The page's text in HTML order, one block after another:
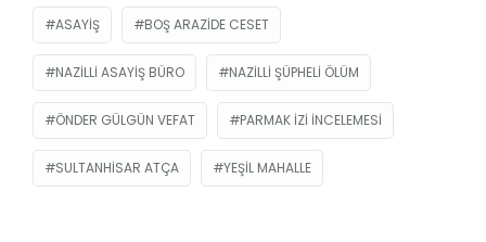
ASAYIŞ BOŞ ARAZIDE CESET
NAZILLI ASAYIŞ BÜRO NAZILLI ŞÜPHELI ÖLÜM
ÖNDER GÜLGÜN VEFAT PARMAK IZI INCELEMESI
SULTANHISAR ATÇA YEŞIL MAHALLE